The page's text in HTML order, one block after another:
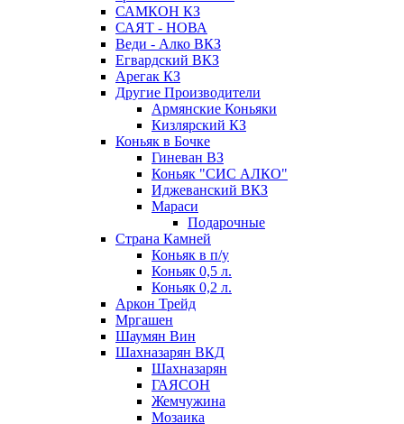
САМКОН КЗ
САЯТ - НОВА
Веди - Алко ВКЗ
Егвардский ВКЗ
Арегак КЗ
Другие Производители
Армянские Коньяки
Кизлярский КЗ
Коньяк в Бочке
Гиневан ВЗ
Коньяк "СИС АЛКО"
Иджеванский ВКЗ
Мараси
Подарочные
Страна Камней
Коньяк в п/у
Коньяк 0,5 л.
Коньяк 0,2 л.
Аркон Трейд
Мргашен
Шаумян Вин
Шахназарян ВКД
Шахназарян
ГАЯСОН
Жемчужина
Мозаика